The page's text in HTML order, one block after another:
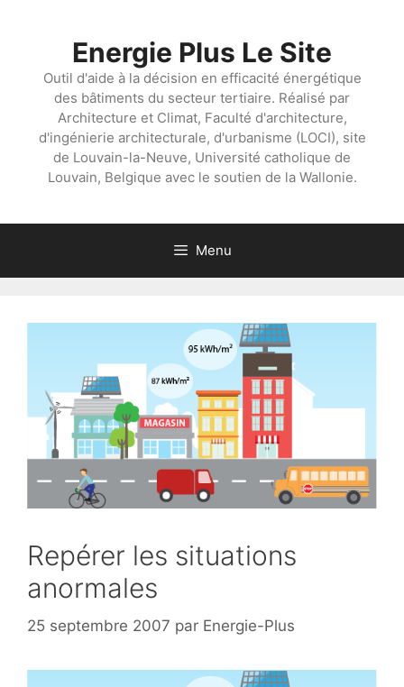
Energie Plus Le Site
Outil d'aide à la décision en efficacité énergétique
des bâtiments du secteur tertiaire. Réalisé par
Architecture et Climat, Faculté d'architecture,
d'ingénierie architecturale, d'urbanisme (LOCI), site
de Louvain-la-Neuve, Université catholique de
Louvain, Belgique avec le soutien de la Wallonie.
Menu
Repérer les situations
anormales
25 septembre 2007 par Energie-Plus